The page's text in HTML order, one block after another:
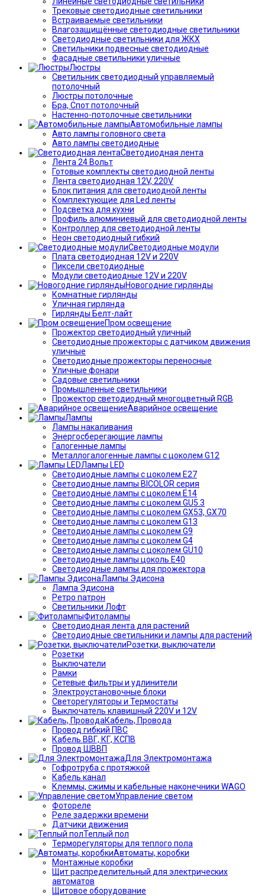
Трековые светодиодные светильники
Встраиваемые светильники
Влагозащищённые светодиодные светильники
Светодиодные светильники для ЖКХ
Светильники подвесные светодиодные
Фасадные светильники уличные
Люстры
Светильник светодиодный управляемый
потолочный
Люстры потолочные
Бра, Спот потолочный
Настенно-потолочные светильники
Автомобильные лампы
Авто лампы головного света
Авто лампы светодиодные
Светодиодная лента
Лента 24 Вольт
Готовые комплекты светодиодной ленты
Лента светодиодная 12V, 220V
Блок питания для светодиодной ленты
Комплектующие для Led ленты
Подсветка для кухни
Профиль алюминиевый для светодиодной ленты
Контроллер для светодиодной ленты
Неон светодиодный гибкий
Светодиодные модули
Плата светодиодная 12V и 220V
Пиксели светодиодные
Модули светодиодные 12V и 220V
Новогодние гирлянды
Комнатные гирлянды
Уличная гирлянда
Гирлянды Белт-лайт
Пром освещение
Прожектор светодиодный уличный
Светодиодные прожекторы с датчиком движения
уличные
Светодиодные прожекторы переносные
Уличные фонари
Садовые светильники
Промышленные светильники
Прожектор светодиодный многоцветный RGB
Аварийное освещение
Лампы
Лампы накаливания
Энергосберегающие лампы
Галогенные лампы
Металлогалогенные лампы с цоколем G12
Лампы LED
Светодиодные лампы с цоколем E27
Светодиодные лампы BICOLOR серия
Светодиодные лампы с цоколем E14
Светодиодные лампы с цоколем GU5.3
Светодиодные лампы с цоколем GX53, GX70
Светодиодные лампы с цоколем G13
Светодиодные лампы с цоколем G9
Светодиодные лампы с цоколем G4
Светодиодные лампы с цоколем GU10
Светодиодные лампы цоколь Е40
Светодиодные лампы для прожектора
Лампы Эдисона
Лампа Эдисона
Ретро патрон
Светильники Лофт
Фитолампы
Светодиодная лента для растений
Светодиодные светильники и лампы для растений
Розетки, выключатели
Розетки
Выключатели
Рамки
Сетевые фильтры и удлинители
Электроустановочные блоки
Светорегуляторы и Термостаты
Выключатель клавишный 220V и 12V
Кабель, Провода
Провод гибкий ПВС
Кабель ВВГ, КГ, КСПВ
Провод ШВВП
Для Электромонтажа
Гофротруба с протяжкой
Кабель канал
Клеммы, сжимы и кабельные наконечники WAGO
Управление светом
Фотореле
Реле задержки времени
Датчики движения
Теплый пол
Терморегуляторы для теплого пола
Автоматы, коробки
Монтажные коробки
Щит распределительный для электрических
автоматов
Щитовое оборудование